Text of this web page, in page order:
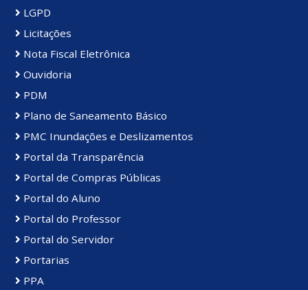
LGPD
Licitações
Nota Fiscal Eletrônica
Ouvidoria
PDM
Plano de Saneamento Básico
PMC Inundações e Deslizamentos
Portal da Transparência
Portal de Compras Públicas
Portal do Aluno
Portal do Professor
Portal do Servidor
Portarias
PPA